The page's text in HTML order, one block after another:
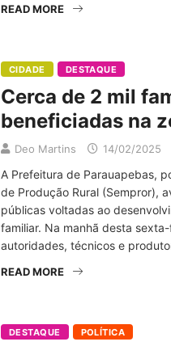
READ MORE
CIDADE DESTAQUE
Cerca de 2 mil
beneficiadas na
Deo Martins 14/02/2025
A Prefeitura de Parauapebas,
de Produção Rural (Sempror),
públicas voltadas ao
familiar. Na manhã desta
autoridades, técnicos e
READ MORE
DESTAQUE POLÍTICA